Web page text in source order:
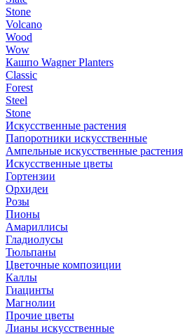
Stone
Volcano
Wood
Wow
Кашпо Wagner Planters
Classic
Forest
Steel
Stone
Искусственные растения
Папоротники искусственные
Ампельные искусственные растения
Искусственные цветы
Гортензии
Орхидеи
Розы
Пионы
Амариллисы
Гладиолусы
Тюльпаны
Цветочные композиции
Каллы
Гиацинты
Магнолии
Прочие цветы
Лианы искусственные